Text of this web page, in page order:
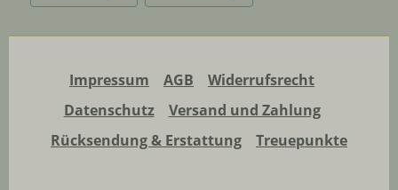
Impressum AGB
Widerrufsrecht
Datenschutz
Versand und Zahlung
Rücksendung & Erstattung
Treuepunkte